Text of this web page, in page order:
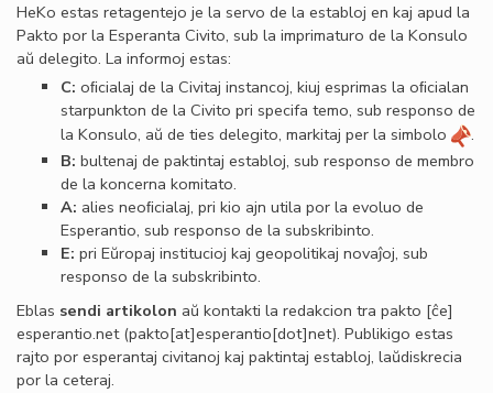
HeKo estas retagentejo je la servo de la establoj en kaj apud la
Pakto por la Esperanta Civito, sub la imprimaturo de la Konsulo
aŭ delegito. La informoj estas:
C: oﬁcialaj de la Civitaj instancoj, kiuj esprimas la oﬁcialan
starpunkton de la Civito pri specifa temo, sub responso de
la Konsulo, aŭ de ties delegito, markitaj per la simbolo
.
B: bultenaj de paktintaj establoj, sub responso de membro
de la koncerna komitato.
A: alies neoﬁcialaj, pri kio ajn utila por la evoluo de
Esperantio, sub responso de la subskribinto.
E: pri Eŭropaj institucioj kaj geopolitikaj novaĵoj, sub
responso de la subskribinto.
Eblas sendi artikolon aŭ kontakti la redakcion tra pakto [ĉe]
esperantio.net(pakto[at]esperantio[dot]net). Publikigo estas
rajto por esperantaj civitanoj kaj paktintaj establoj, laŭdiskrecia
por la ceteraj.